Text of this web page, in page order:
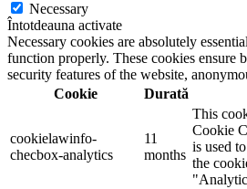
Necessary
Întotdeauna activate
Necessary cookies are absolutely
function properly. These cookies ensure
security features of the website,
Cookie
Durată
cookielawinfo-
checbox-analytics
11
months
This
Cookie
is used
the